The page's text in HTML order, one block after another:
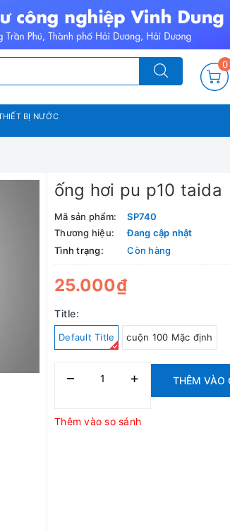
0
BỊ NƯỚC
ống hơi pu p10 taida
Mã sản phẩm:
SP740
Thương hiệu:
Đang cập nhật
Tình trạng:
Còn hàng
25.000₫
Title:
Default Title cuộn 100 Mặc định
– + THÊM VÀO
Thêm vào so sánh